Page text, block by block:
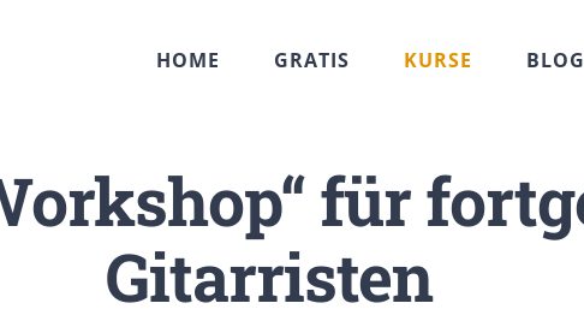
HOME GRATIS KURSE BLOG
für
Gitarristen